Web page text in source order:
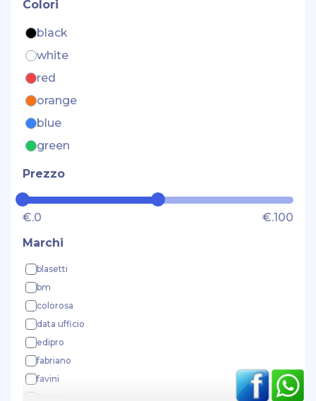
Colori
black
white
red
orange
blue
green
Prezzo
€.0
€.100
Marchi
blasetti
bm
colorosa
data ufficio
edipro
fabriano
favini